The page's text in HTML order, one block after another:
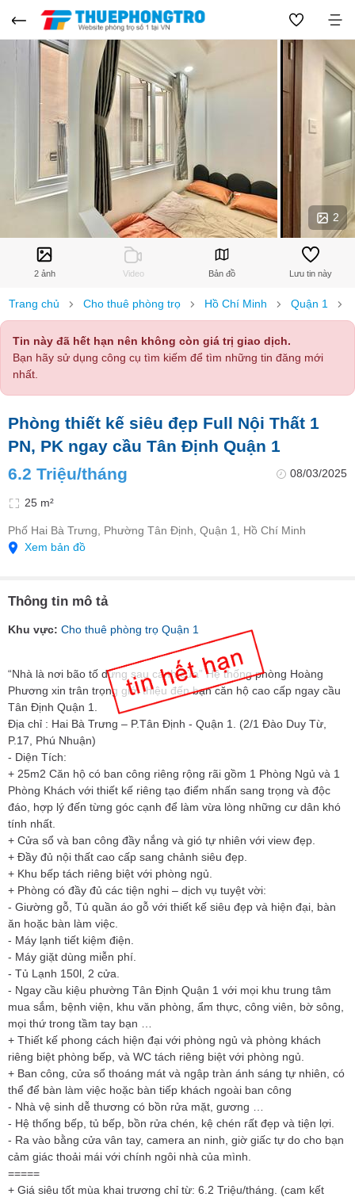
2
2 ảnh Video Bản đồ Lưu tin này
Trang chủ Cho thuê phòng trọ Hồ Chí Minh Quận 1
Tin này đã hết hạn nên không còn giá trị giao dịch.
Bạn hãy sử dụng công cụ tìm kiếm để tìm những tin đăng mới
nhất.
Phòng thiết kế siêu đẹp Full Nội Thất 1
PN, PK ngay cầu Tân Định Quận 1
6.2 Triệu/tháng
08/03/2025
25 m²
Phố Hai Bà Trưng, Phường Tân Định, Quận 1, Hồ Chí Minh
Xem bản đồ
Thông tin mô tả
Khu vực: Cho thuê phòng trọ Quận 1
“Nhà là nơi bão tố dừng sau cánh cửa” Hệ thống phòng Hoàng
Phương xin trân trọng giới thiệu đến bạn căn hộ cao cấp ngay cầu
Tân Định Quận 1.
Địa chỉ : Hai Bà Trưng – P.Tân Định - Quận 1. (2/1 Đào Duy Từ,
P.17, Phú Nhuận)
- Diện Tích:
+ 25m2 Căn hộ có ban công riêng rộng rãi gồm 1 Phòng Ngủ và 1
Phòng Khách với thiết kế riêng tạo điểm nhấn sang trọng và độc
đáo, hợp lý đến từng góc cạnh để làm vừa lòng những cư dân khó
tính nhất.
+ Cửa sổ và ban công đầy nắng và gió tự nhiên với view đẹp.
+ Đầy đủ nội thất cao cấp sang chảnh siêu đẹp.
+ Khu bếp tách riêng biệt với phòng ngủ.
+ Phòng có đầy đủ các tiện nghi – dịch vụ tuyệt vời:
- Giường gỗ, Tủ quần áo gỗ với thiết kế siêu đẹp và hiện đại, bàn
ăn hoặc bàn làm việc.
- Máy lạnh tiết kiệm điện.
- Máy giặt dùng miễn phí.
- Tủ Lạnh 150l, 2 cửa.
- Ngay cầu kiệu phường Tân Định Quận 1 với mọi khu trung tâm
mua sắm, bệnh viện, khu văn phòng, ẩm thực, công viên, bờ sông,
mọi thứ trong tầm tay bạn …
+ Thiết kế phong cách hiện đại với phòng ngủ và phòng khách
riêng biệt phòng bếp, và WC tách riêng biệt với phòng ngủ.
+ Ban công, cửa sổ thoáng mát và ngập tràn ánh sáng tự nhiên, có
thể để bàn làm việc hoặc bàn tiếp khách ngoài ban công
- Nhà vệ sinh dễ thương có bồn rửa mặt, gương …
- Hệ thống bếp, tủ bếp, bồn rửa chén, kệ chén rất đẹp và tiện lợi.
- Ra vào bằng cửa vân tay, camera an ninh, giờ giấc tự do cho bạn
cảm giác thoải mái với chính ngôi nhà của mình.
=====
+ Giá siêu tốt mùa khai trương chỉ từ: 6.2 Triệu/tháng. (cam kết